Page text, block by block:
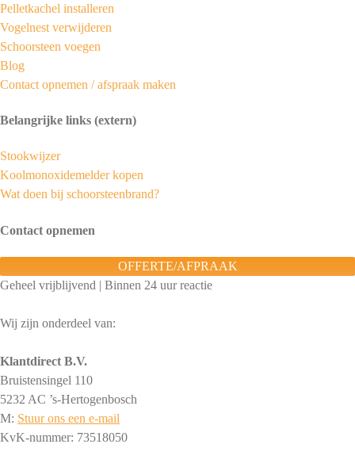
Pelletkachel installeren
Vogelnest verwijderen
Schoorsteen voegen
Blog
Contact opnemen / afspraak maken
Belangrijke links (extern)
Stookwijzer
Koolmonoxidemelder kopen
Wat doen bij schoorsteenbrand?
Contact opnemen
OFFERTE/AFPRAAK
Geheel vrijblijvend | Binnen 24 uur reactie
Wij zijn onderdeel van:
Klantdirect B.V.
Bruistensingel 110
5232 AC ’s-Hertogenbosch
M: Stuur ons een e-mail
KvK-nummer: 73518050